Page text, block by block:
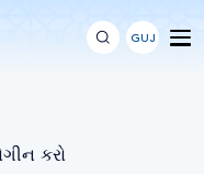
GUJ
કરો